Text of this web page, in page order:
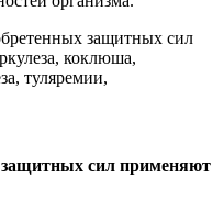
защитных сил
коклюша,
туляремии,
сил применяют